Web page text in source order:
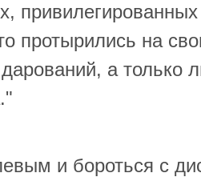
протырились на
дарований, а
и бороться с